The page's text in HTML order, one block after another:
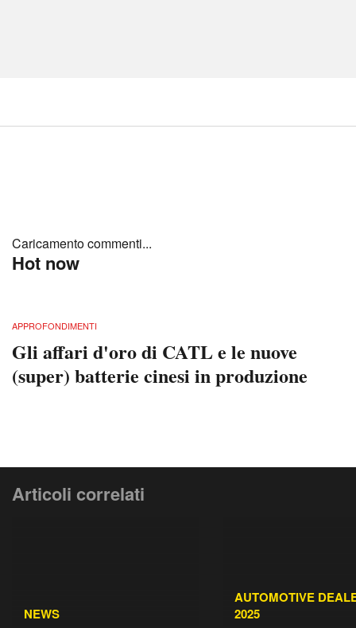
Caricamento commenti...
Hot now
APPROFONDIMENTI
Gli affari d'oro di CATL e le nuove
(super) batterie cinesi in produzione
Articoli correlati
NEWS
AUTOMOTIVE
2025